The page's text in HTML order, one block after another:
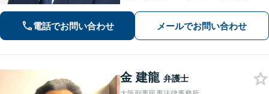
／債権回収／事業承継など、トラブル
やお困りごとのご相談はお任せくださ
電話でお問い合わせ メールでお問い合わせ
金 建龍 弁護士